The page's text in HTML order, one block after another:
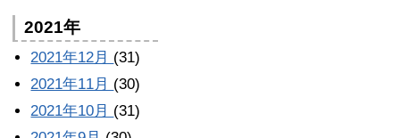
2021年
2021年12月 (31)
2021年11月 (30)
2021年10月 (31)